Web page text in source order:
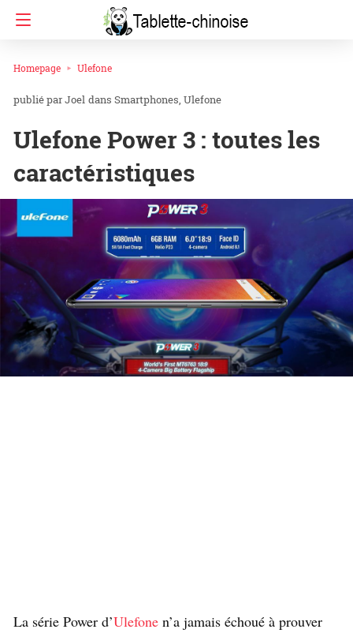
Homepage Ulefone
Joel dans Smartphones Ulefone
Ulefone Power 3 : toutes les
caractéristiques
La série Power d’Ulefone n’a jamais échoué à prouver